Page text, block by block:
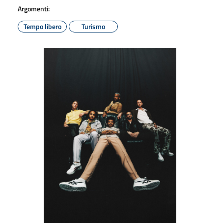
Argomenti:
Tempo libero
Turismo